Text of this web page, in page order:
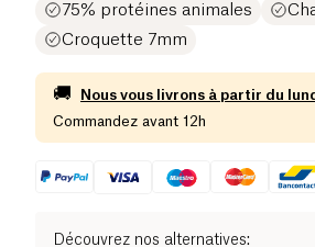
75% protéines animales
Croquette 7mm
🚚 Nous vous livrons à partir du
Commandez avant 12h
Découvrez nos alternatives: